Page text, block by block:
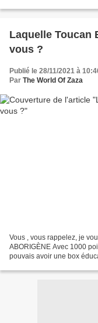
Laquelle Toucan
vous ?
Publié le 28/11/2021 à
Par The World Of Zaza
Vous , vous rappelez, je
ABORIGÈNE Avec 1000
pouvais avoir une box